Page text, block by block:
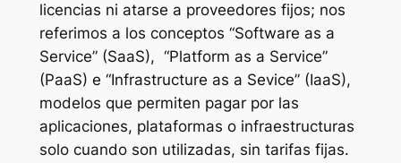
licencias ni atarse a proveedores fijos; nos
referimos a los conceptos “Software as a
Service” (SaaS), “Platform as a Service”
(PaaS) e “Infrastructure as a Sevice” (IaaS),
modelos que permiten pagar por las
aplicaciones, plataformas o infraestructuras
solo cuando son utilizadas, sin tarifas fijas.